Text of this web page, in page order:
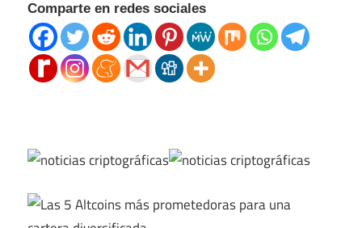
Comparte en redes sociales